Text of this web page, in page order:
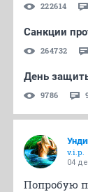
222614
Санкции
264732
День
9786
v.i.p.
04
Попробую